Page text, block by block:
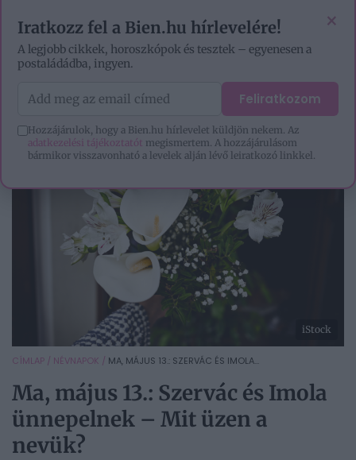
iStock
CÍMLAP / NÉVNAPOK / MA, MÁJUS 13.: SZERVÁC ÉS IMOLA...
Ma, május 13.: Szervác és Imola
ünnepelnek – Mit üzen a
nevük?
×
Iratkozz fel a Bien.hu hírlevelére!
A legjobb cikkek, horoszkópok és tesztek – egyenesen a
postaládádba, ingyen.
Feliratkozom
Hozzájárulok, hogy a Bien.hu hírlevelet küldjön nekem. Az
adatkezelési tájékoztatót megismertem. A hozzájárulásom
bármikor visszavonható a levelek alján lévő leiratkozó linkkel.